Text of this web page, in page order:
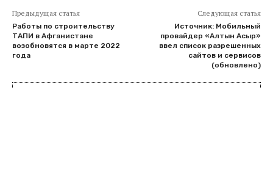
Предыдущая статья
Работы по строительству
ТАПИ в Афганистане
возобновятся в марте 2022
года
Следующая статья
Источник: Мобильный
провайдер «Алтын Асыр»
ввел список разрешенных
сайтов и сервисов
(обновлено)